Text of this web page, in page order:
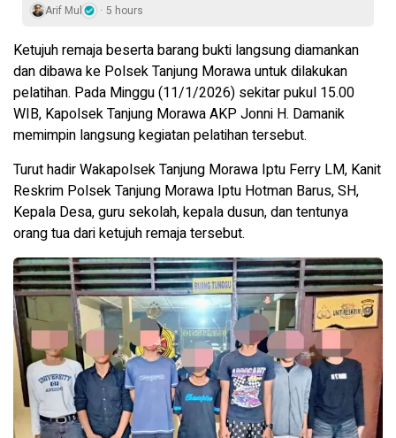
Arif Mul 5 hours
Ketujuh remaja beserta barang bukti langsung diamankan
dan dibawa ke Polsek Tanjung Morawa untuk dilakukan
pelatihan. Pada Minggu (11/1/2026) sekitar pukul 15.00
WIB, Kapolsek Tanjung Morawa AKP Jonni H. Damanik
memimpin langsung kegiatan pelatihan tersebut.
Turut hadir Wakapolsek Tanjung Morawa Iptu Ferry LM, Kanit
Reskrim Polsek Tanjung Morawa Iptu Hotman Barus, SH,
Kepala Desa, guru sekolah, kepala dusun, dan tentunya
orang tua dari ketujuh remaja tersebut.